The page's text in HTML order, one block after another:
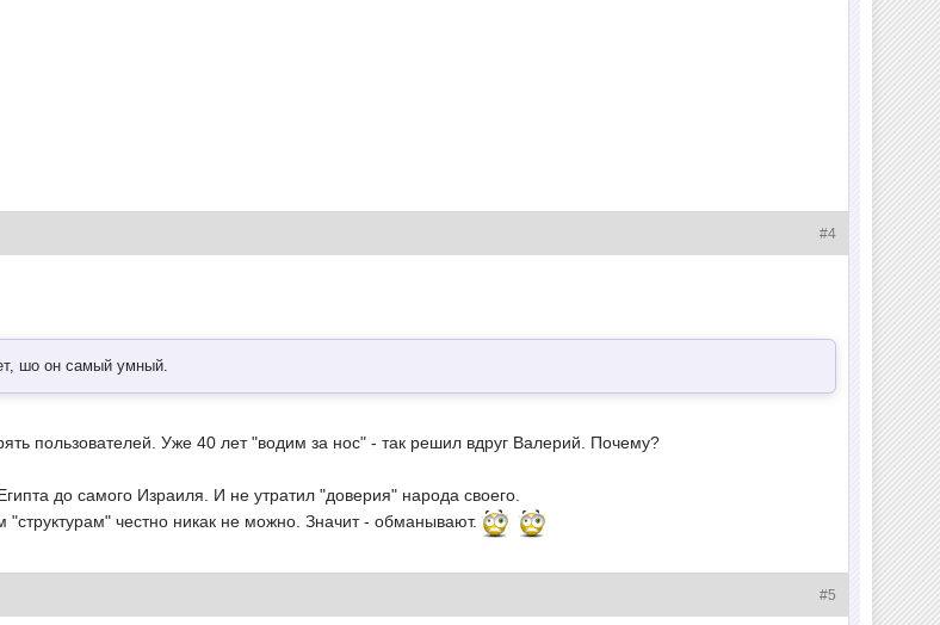
#4
шо он самый умный.
пользователей. Уже 40 лет "водим за нос" - так решил вдруг Валерий. Почему?
до самого Израиля. И не утратил "доверия" народа своего.
честно никак не можно. Значит - обманывают.
#5